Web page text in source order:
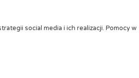
social media i ich realizacji. Pomocy w